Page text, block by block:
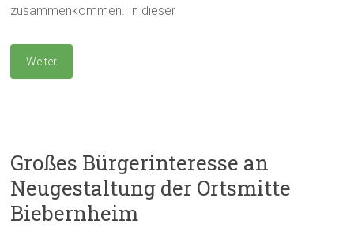
zusammenkommen. In dieser
Weiter
Großes Bürgerinteresse an
Neugestaltung der Ortsmitte
Biebernheim